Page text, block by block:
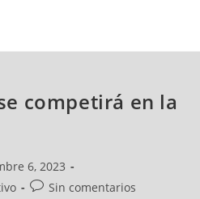
competirá en la
6, 2023
Sin comentarios